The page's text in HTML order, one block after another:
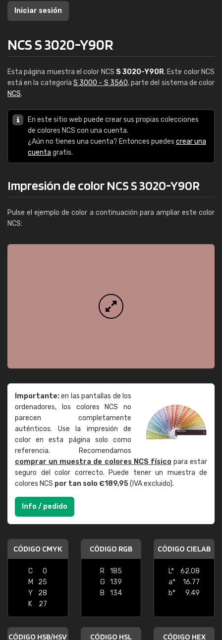
Iniciar sesión
NCS S 3020-Y90R
Esta página muestra el color NCS S 3020-Y90R. Este color NCS
está en la categoría S 3000 - S 3560, parte del sistema de color
NCS.
En este sitio web puede crear sus propias colecciones
de colores NCS con una cuenta.
¿Aún no tienes una cuenta? Entonces puedes crear una
cuenta gratis.
Impresión de color NCS S 3020-Y90R
Pulse el ejemplo de color a continuación para ampliar este color
NCS:
Importante:en las pantallas de los
ordenadores, los colores NCS no
parecen completamente
auténticos. Use la impresión de
color en esta página solo como
referencia. Recomendamos
comprar un muestra de colores NCS físicopara estar
seguro del color correcto. Puede tener un muestra de
colores NCS por tan solo €189,95(IVA excluido).
Info / pedido
CÓDIGO CMYK
C
0
M
25
Y
28
K
27
CÓDIGO RGB
R
185
G
139
B
134
CÓDIGO CIELAB
L*
62.08
a*
16.77
b*
9.49
CÓDIGO HSB/HSV CÓDIGO HSL CÓDIGO HEX